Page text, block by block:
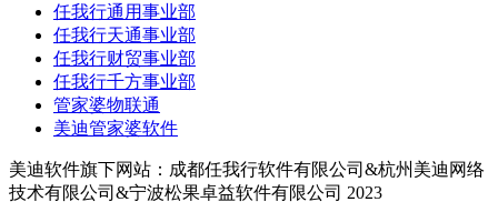
任我行通用事业部
任我行天通事业部
任我行财贸事业部
任我行千方事业部
管家婆物联通
美迪管家婆软件
美迪软件旗下网站：成都任我行软件有限公司&杭州美迪网络
技术有限公司&宁波松果卓益软件有限公司 2023